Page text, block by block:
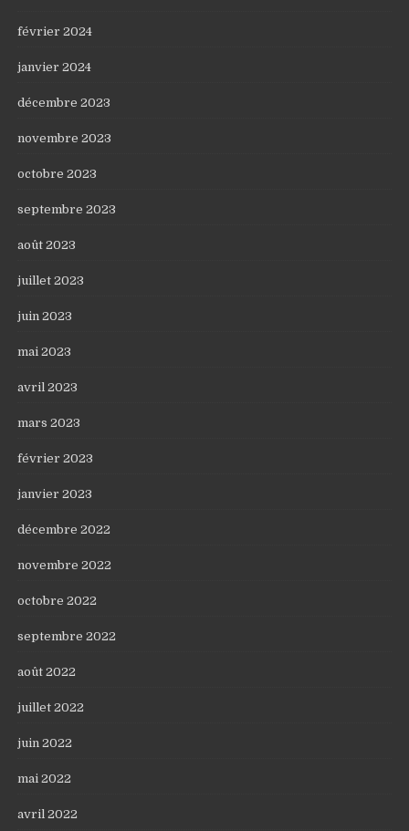
février 2024
janvier 2024
décembre 2023
novembre 2023
octobre 2023
septembre 2023
août 2023
juillet 2023
juin 2023
mai 2023
avril 2023
mars 2023
février 2023
janvier 2023
décembre 2022
novembre 2022
octobre 2022
septembre 2022
août 2022
juillet 2022
juin 2022
mai 2022
avril 2022